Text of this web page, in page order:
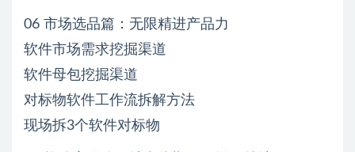
06 市场选品篇：无限精进产品力
软件市场需求挖掘渠道
软件母包挖掘渠道
对标物软件工作流拆解方法
现场拆3个软件对标物